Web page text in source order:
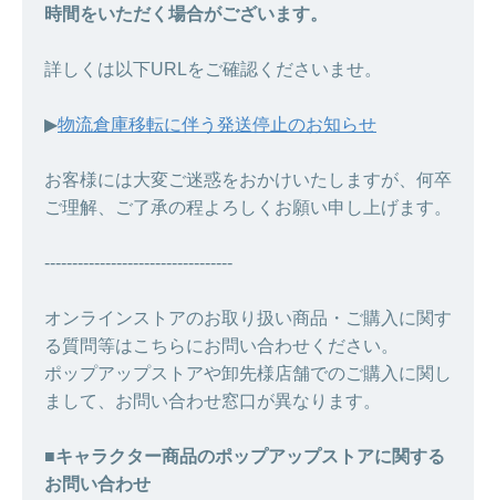
時間をいただく場合がございます。
詳しくは以下URLをご確認くださいませ。
▶︎物流倉庫移転に伴う発送停止のお知らせ
お客様には大変ご迷惑をおかけいたしますが、何卒
ご理解、ご了承の程よろしくお願い申し上げます。
----------------------------------
オンラインストアのお取り扱い商品・ご購入に関す
る質問等はこちらにお問い合わせください。
ポップアップストアや卸先様店舗でのご購入に関し
まして、お問い合わせ窓口が異なります。
■キャラクター商品のポップアップストアに関する
お問い合わせ